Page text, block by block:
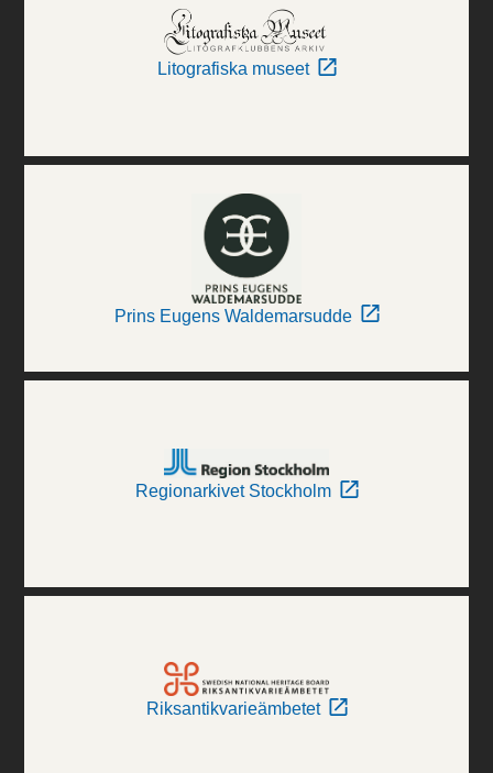
Litografiska museet
Prins Eugens Waldemarsudde
Regionarkivet Stockholm
Riksantikvarieämbetet